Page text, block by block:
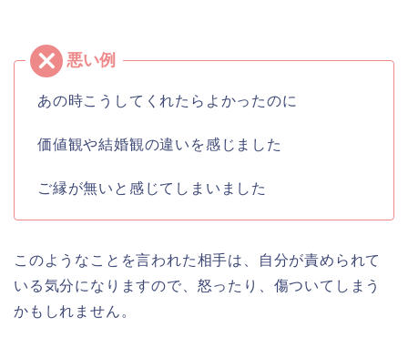
あの時こうしてくれたらよかったのに
価値観や結婚観の違いを感じました
ご縁が無いと感じてしまいました
このようなことを言われた相手は、自分が責められて
いる気分になりますので、怒ったり、傷ついてしまう
かもしれません。